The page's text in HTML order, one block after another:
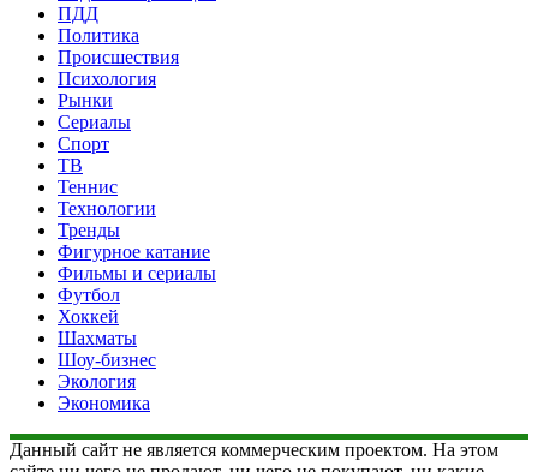
ПДД
Политика
Происшествия
Психология
Рынки
Сериалы
Спорт
ТВ
Теннис
Технологии
Тренды
Фигурное катание
Фильмы и сериалы
Футбол
Хоккей
Шахматы
Шоу-бизнес
Экология
Экономика
Данный сайт не является коммерческим проектом. На этом